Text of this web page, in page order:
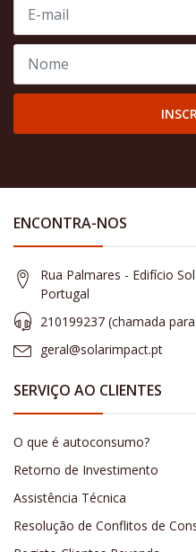
ENCONTRA-NOS
Rua Palmares - Edifício
Portugal
210199237 (​chamada
geral@solarimpact.pt
SERVIÇO AO CLIENTES
O que é autoconsumo?
Retorno de Investimento
Assistência Técnica
Resolução de Conflitos de